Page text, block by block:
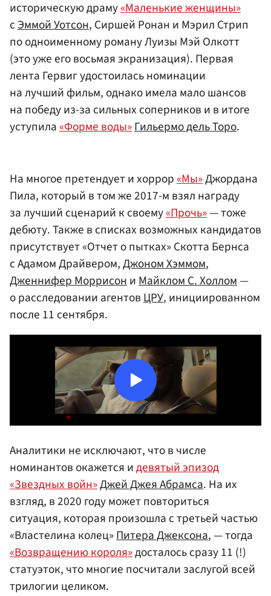
историческую драму«Маленькие женщины»
сЭммой Уотсон, Сиршей Ронан и Мэрил Стрип
по одноименному роману Луизы Мэй Олкотт
(это уже его восьмая экранизация). Первая
лента Гервиг удостоилась номинации
на лучший фильм, однако имела мало шансов
на победу из-за сильных соперников и в итоге
уступила«Форме воды»Гильермо дель Торо.
На многое претендует и хоррор«Мы»Джордана
Пила, который в том же 2017-м взял награду
за лучший сценарий к своему«Прочь»— тоже
дебюту. Также в списках возможных кандидатов
присутствует «Отчет о пытках» Скотта Бернса
с Адамом Драйвером,Джоном Хэммом,
Дженнифер МоррисониМайклом С. Холлом—
о расследовании агентовЦРУ, инициированном
после 11 сентября.
Аналитики не исключают, что в числе
номинантов окажется идевятый эпизод
«Звездных войн»Джей Джея Абрамса. На их
взгляд, в 2020 году может повториться
ситуация, которая произошла с третьей частью
«Властелина колец»Питера Джексона, — тогда
«Возвращению короля»досталось сразу 11 (!)
статуэток, что многие посчитали заслугой всей
трилогии целиком.